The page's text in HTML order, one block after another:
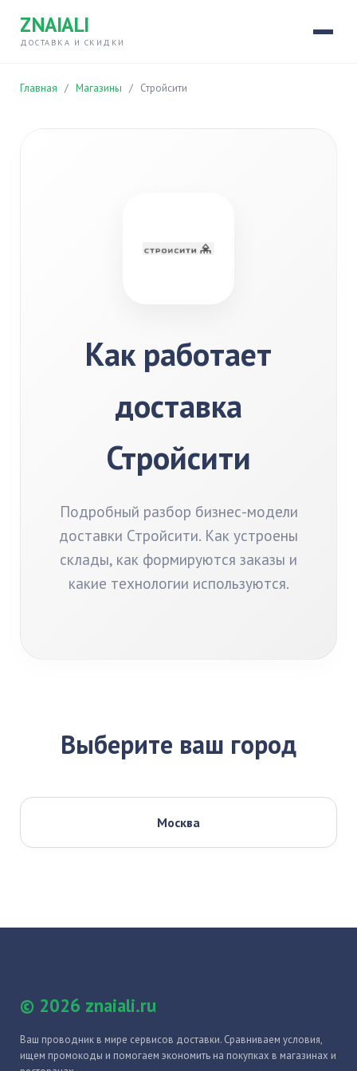
ZNAIALI
ДОСТАВКА И СКИДКИ
Главная / Магазины / Стройсити
Как работает
доставка
Стройсити
Подробный разбор бизнес-модели
доставки Стройсити. Как устроены
склады, как формируются заказы и
какие технологии используются.
Выберите ваш город
Москва
© 2026 znaiali.ru
Ваш проводник в мире сервисов доставки. Сравниваем условия,
ищем промокоды и помогаем экономить на покупках в магазинах и